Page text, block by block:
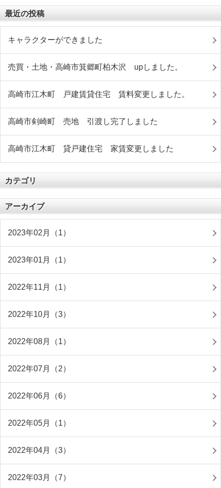
最近の投稿
キャラクターができました
売買・土地・高崎市箕郷町柏木沢 upしました。
高崎市江木町 戸建賃貸住宅 賃料変更しました。
高崎市剣崎町 売地 引渡し完了しました
高崎市江木町 貸戸建住宅 家賃変更しました
カテゴリ
アーカイブ
2023年02月（1）
2023年01月（1）
2022年11月（1）
2022年10月（3）
2022年08月（1）
2022年07月（2）
2022年06月（6）
2022年05月（1）
2022年04月（3）
2022年03月（7）